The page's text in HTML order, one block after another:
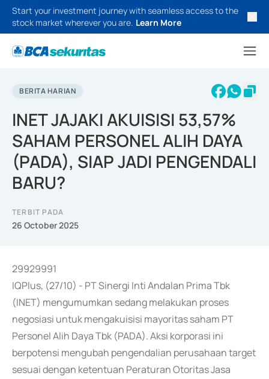
Start your investment journey with seamless access to the
stock market wherever you are. Learn More
BERITA HARIAN
INET JAJAKI AKUISISI 53,57%
SAHAM PERSONEL ALIH DAYA
(PADA), SIAP JADI PENGENDALI
BARU?
TERBIT PADA
26 October 2025
29929991
IQPlus, (27/10) - PT Sinergi Inti Andalan Prima Tbk
(INET) mengumumkan sedang melakukan proses
negosiasi untuk mengakuisisi mayoritas saham PT
Personel Alih Daya Tbk (PADA). Aksi korporasi ini
berpotensi mengubah pengendalian perusahaan target
sesuai dengan ketentuan Peraturan Otoritas Jasa